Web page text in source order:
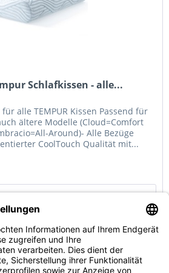
Schlafkissen - alle...
alle TEMPUR Kissen Passend für
ältere Modelle (Cloud=Comfort
Around)- Alle Bezüge
CoolTouch Qualität mit...